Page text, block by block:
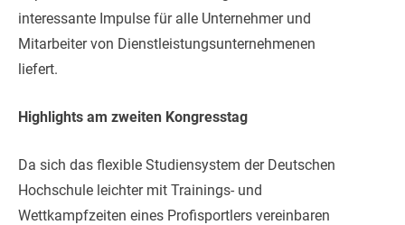
interessante Impulse für alle Unternehmer und
Mitarbeiter von Dienstleistungsunternehmenen
liefert.
Highlights am zweiten Kongresstag
Da sich das flexible Studiensystem der Deutschen
Hochschule leichter mit Trainings- und
Wettkampfzeiten eines Profisportlers vereinbaren